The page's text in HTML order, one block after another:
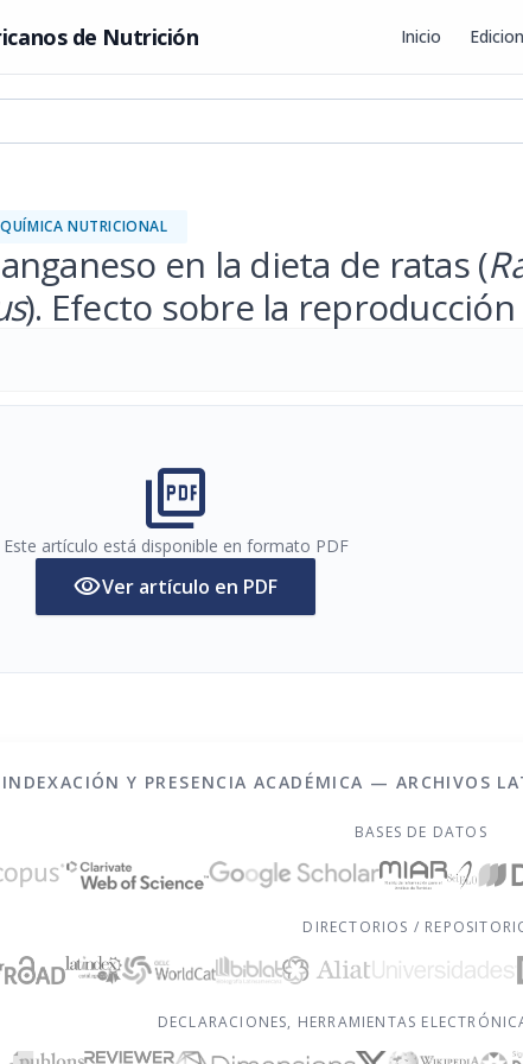
de Nutrición Inicio
NUTRICIONAL
en la dieta de ratas (
). Efecto sobre la reproducción
picture_as_pdf
Este artículo está disponible en formato PDF
visibilityVer artículo en PDF
INDEXACIÓN Y PRESENCIA ACADÉMICA — ARCHIVOS
BASES DE DATOS
DIRECTORIOS /
DECLARACIONES, HERRAMIENTAS